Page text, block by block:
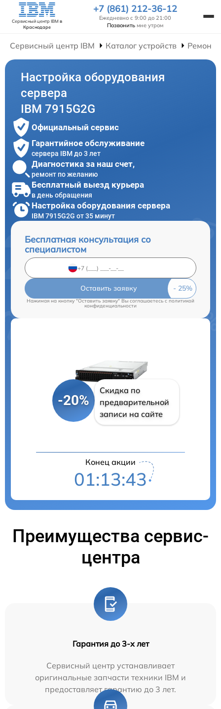
Сервисный центр IBM в
Краснодаре
+7 (861) 212-36-12
Ежедневно с 9:00 до 21:00
Позвонить мне утром
Сервисный центр IBM Каталог устройств Ремонт
Настройка оборудования
сервера
IBM 7915G2G
Официальный сервис
Гарантийное обслуживание
сервера IBM до 3 лет
Диагностика за наш счет,
ремонт по желанию
Бесплатный выезд курьера
в день обращения
Настройка оборудования сервера
IBM 7915G2G от 35 минут
Бесплатная консультация со
специалистом
Оставить заявку
Нажимая на кнопку "Оставить заявку" Вы соглашаетесь c политикой
конфиденциальности
-20%
Скидка по
предварительной
записи на сайте
Конец акции
01:13:41
Преимущества сервис-
центра
Гарантия до 3-х лет
Сервисный центр устанавливает
оригинальные запчасти техники IBM и
предоставляет гарантию до 3 лет.